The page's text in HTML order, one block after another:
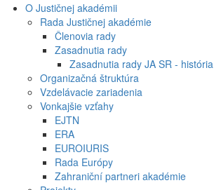
O Justičnej akadémii
Rada Justičnej akadémie
Členovia rady
Zasadnutia rady
Zasadnutia rady JA SR - história
Organizačná štruktúra
Vzdelávacie zariadenia
Vonkajšie vzťahy
EJTN
ERA
EUROIURIS
Rada Európy
Zahraniční partneri akadémie